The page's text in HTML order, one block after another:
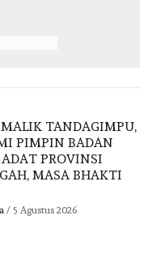
TANDAGIMPU,
PIMPIN BADAN
PROVINSI
MASA BHAKTI
/ 5 Agustus 2026